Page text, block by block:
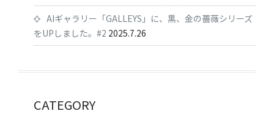
AIギャラリー「GALLEYS」に、黒、金の薔薇シリーズ
をUPしました。#2 2025.7.26
CATEGORY